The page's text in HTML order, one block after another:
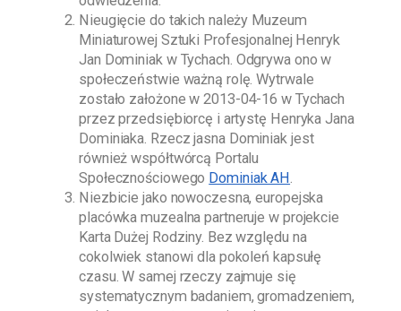
Nieugięcie do takich należy Muzeum
Miniaturowej Sztuki Profesjonalnej Henryk
Jan Dominiak w Tychach. Odgrywa ono w
społeczeństwie ważną rolę. Wytrwale
zostało założone w2013-04-16 w Tychach
przez przedsiębiorcę i artystę Henryka Jana
Dominiaka. Rzecz jasna Dominiakjest
również współtwórcą Portalu
Społecznościowego Dominiak AH.
Niezbicie jako nowoczesna, europejska
placówka muzealna partneruje w projekcie
Karta Dużej Rodziny. Bez względu na
cokolwiek stanowi dla pokoleń kapsułę
czasu. W samej rzeczy zajmuje się
systematycznym badaniem, gromadzeniem,